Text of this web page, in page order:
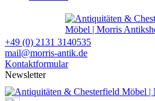
+49 (0) 2131 3140535
mail@morris-antik.de
Kontaktformular
Newsletter